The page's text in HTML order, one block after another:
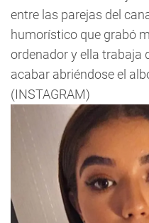
entre las parejas del
humorístico que grabó
ordenador y ella trabaja
acabar abriéndose el
(INSTAGRAM)